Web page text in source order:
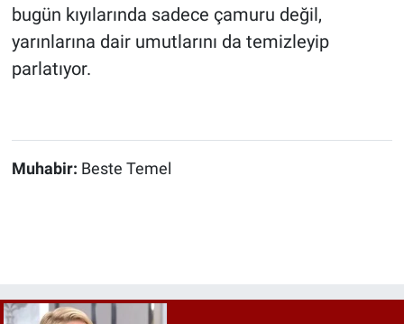
bugün kıyılarında sadece çamuru değil,
yarınlarına dair umutlarını da temizleyip
parlatıyor.
Muhabir: Beste Temel